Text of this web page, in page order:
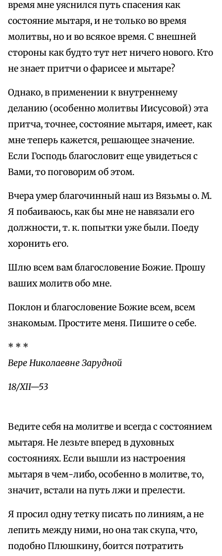
время мне уяснился путь спасения как
состояние мытаря, и не только во время
молитвы, но и во всякое время. С внешней
стороны как будто тут нет ничего нового. Кто
не знает притчи о фарисее и мытаре?
Однако, в применении к внутреннему
деланию (особенно молитвы Иисусовой) эта
притча, точнее, состояние мытаря, имеет, как
мне теперь кажется, решающее значение.
Если Господь благословит еще увидеться с
Вами, то поговорим об этом.
Вчера умер благочинный наш из Вязьмы о. М.
Я побаиваюсь, как бы мне не навязали его
должности, т. к. попытки уже были. Поеду
хоронить его.
Шлю всем вам благословение Божие. Прошу
ваших молитв обо мне.
Поклон и благословение Божие всем, всем
знакомым. Простите меня. Пишите о себе.
* * *
Вере Николаевне Зарудной
18/XII—53
Ведите себя на молитве и всегда с состоянием
мытаря. Не лезьте вперед в духовных
состояниях. Если вышли из настроения
мытаря в чем-либо, особенно в молитве, то,
значит, встали на путь лжи и прелести.
Я просил одну тетку писать по линиям, а не
лепить между ними, но она так скупа, что,
подобно Плюшкину, боится потратить